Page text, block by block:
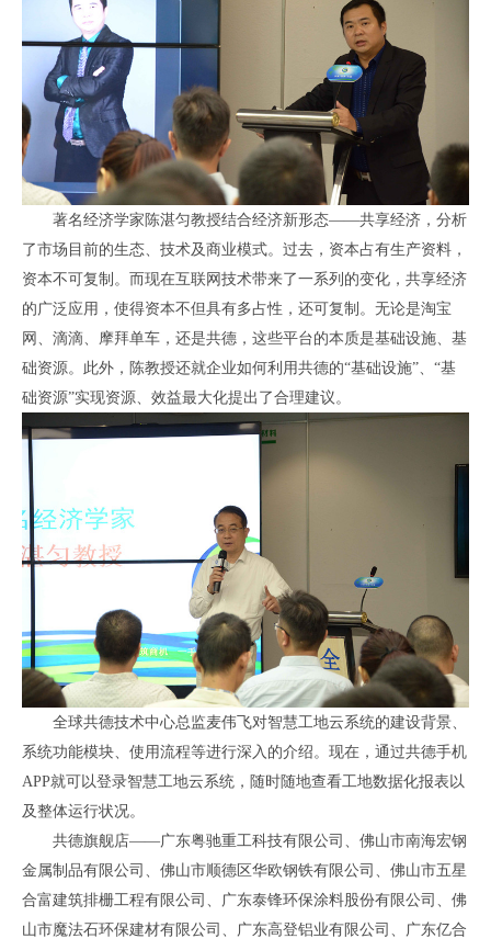
著名经济学家陈湛匀教授结合经济新形态——共享经济，分析
了市场目前的生态、技术及商业模式。过去，资本占有生产资料，
资本不可复制。而现在互联网技术带来了一系列的变化，共享经济
的广泛应用，使得资本不但具有多占性，还可复制。无论是淘宝
网、滴滴、摩拜单车，还是共德，这些平台的本质是基础设施、基
础资源。此外，陈教授还就企业如何利用共德的“基础设施”、“基
础资源”实现资源、效益最大化提出了合理建议。
全球共德技术中心总监麦伟飞对智慧工地云系统的建设背景、
系统功能模块、使用流程等进行深入的介绍。现在，通过共德手机
APP就可以登录智慧工地云系统，随时随地查看工地数据化报表以
及整体运行状况。
共德旗舰店——广东粤驰重工科技有限公司、佛山市南海宏钢
金属制品有限公司、佛山市顺德区华欧钢铁有限公司、佛山市五星
合富建筑排栅工程有限公司、广东泰锋环保涂料股份有限公司、佛
山市魔法石环保建材有限公司、广东高登铝业有限公司、广东亿合